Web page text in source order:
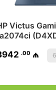
Victus
.00 ₼